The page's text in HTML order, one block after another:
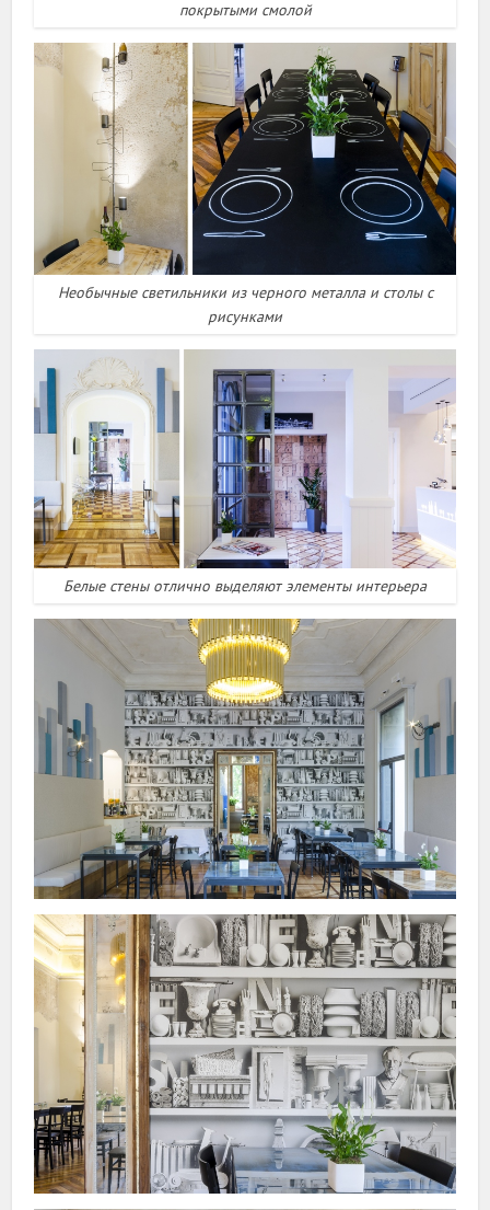
покрытыми смолой
Необычные светильники из черного металла и столы с
рисунками
Белые стены отлично выделяют элементы интерьера